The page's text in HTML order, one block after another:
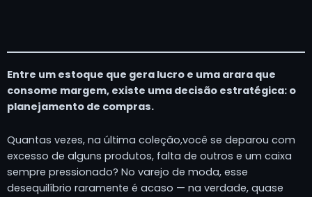
Entre um estoque que gera lucro e uma arara que
consome margem, existe uma decisão estratégica: o
planejamento de compras.
Quantas vezes, na última coleção,você se deparou com
excesso de alguns produtos, falta de outros e um caixa
sempre pressionado? No varejo de moda, esse
desequilíbrio raramente é acaso — na verdade, quase